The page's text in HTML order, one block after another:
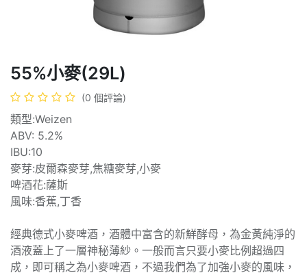
55%小麥(29L)
(0 個評論)
類型:Weizen
ABV: 5.2%
IBU:10
麥芽:皮爾森麥芽,焦糖麥芽,小麥
啤酒花:薩斯
風味:香蕉,丁香
經典德式小麥啤酒，酒體中富含的新鮮酵母，為金黃純淨的
酒液蓋上了一層神秘薄紗。一般而言只要小麥比例超過四
成，即可稱之為小麥啤酒，不過我們為了加強小麥的風味，